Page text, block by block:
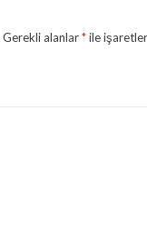
Gerekli alanlar*ile